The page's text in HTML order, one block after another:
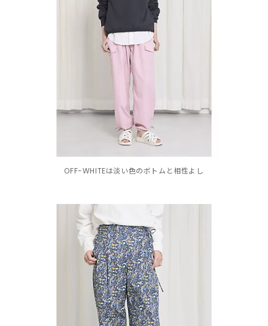
OFF-WHITEは淡い色のボトムと相性よし